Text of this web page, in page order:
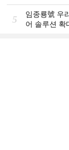
Review]
5
임종룡號 우
어 솔루션